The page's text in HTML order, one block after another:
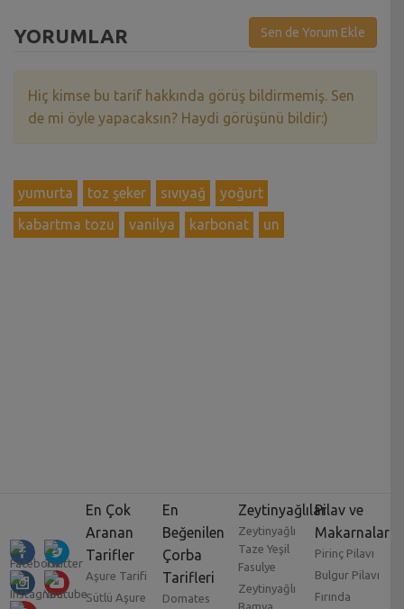
YORUMLAR Sen de Yorum Ekle
Hiç kimse bu tarif hakkında görüş bildirmemiş. Sen
de mi öyle yapacaksın? Haydi görüşünü bildir:)
yumurta toz şeker sıvıyağ
yoğurt
kabartma tozu
vanilya karbonat un
En Çok
Aranan
Tarifler
Aşure Tarifi
Sütlü Aşure
En
Beğenilen
Çorba
Tarifleri
Domates
Zeytinyağlılar
Zeytinyağlı
Taze Yeşil
Fasulye
Zeytinyağlı
Bamya
Pilav ve
Makarnalar
Pirinç Pilavı
Bulgur Pilavı
Fırında